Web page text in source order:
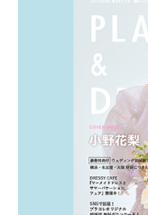
一番
解決